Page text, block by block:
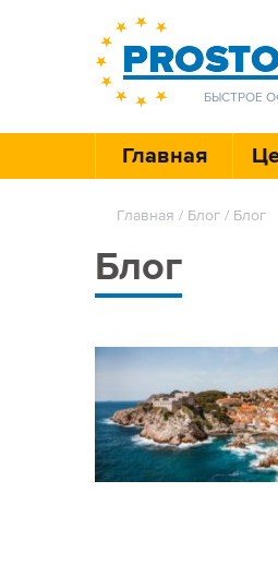
БЫСТРОЕ
Главная
Главная / Блог / Блог
Блог